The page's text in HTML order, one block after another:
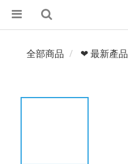
全部商品 ❤ 最新產品